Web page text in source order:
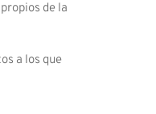
de la
a los que